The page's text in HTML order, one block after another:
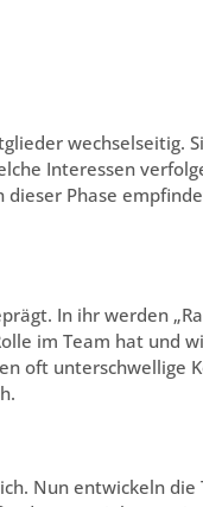
wechselseitig.
Interessen
Phase
In ihr werden
im Team hat und
oft unterschwellige
Nun entwickeln